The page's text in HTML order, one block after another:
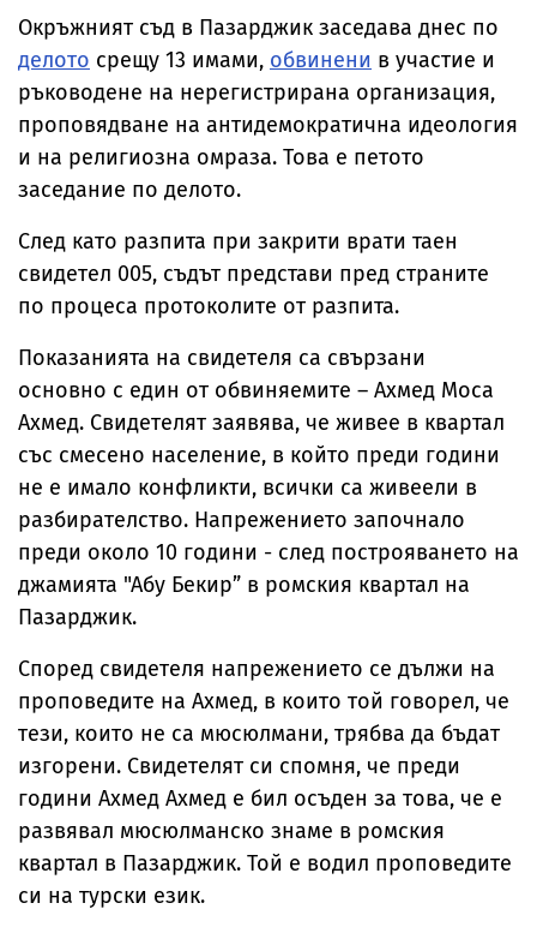
Окръжният съд в Пазарджик заседава днес по
делото срещу 13 имами, обвинени в участие и
ръководене на нерегистрирана организация,
проповядване на антидемократична идеология
и на религиозна омраза. Това е петото
заседание по делото.
След като разпита при закрити врати таен
свидетел 005, съдът представи пред страните
по процеса протоколите от разпита.
Показанията на свидетеля са свързани
основно с един от обвиняемите – Ахмед Моса
Ахмед. Свидетелят заявява, че живее в квартал
със смесено население, в който преди години
не е имало конфликти, всички са живеели в
разбирателство. Напрежението започнало
преди около 10 години - след построяването на
джамията "Абу Бекир” в ромския квартал на
Пазарджик.
Според свидетеля напрежението се дължи на
проповедите на Ахмед, в които той говорел, че
тези, които не са мюсюлмани, трябва да бъдат
изгорени. Свидетелят си спомня, че преди
години Ахмед Ахмед е бил осъден за това, че е
развявал мюсюлманско знаме в ромския
квартал в Пазарджик. Той е водил проповедите
си на турски език.